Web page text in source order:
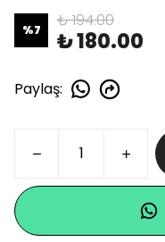
%7 ₺ 194.00
₺ 180.00
Paylaş: